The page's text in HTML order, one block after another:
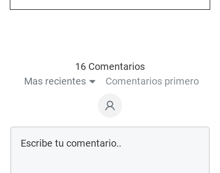
16 Comentarios
Mas recientes
Comentarios primero